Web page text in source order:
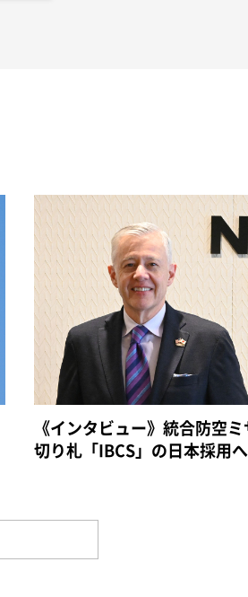
《インタビュー》統合防空
切り札「IBCS」の日本採用